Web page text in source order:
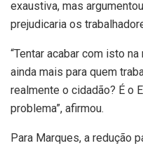
exaustiva, mas
prejudicaria os
“Tentar acabar com isto
ainda mais para quem
realmente o cidadão? É o
problema”, afirmou.
Para Marques, a redução